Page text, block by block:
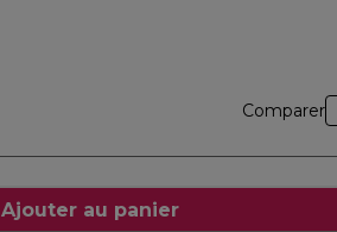
Comparer
Ajouter au panier